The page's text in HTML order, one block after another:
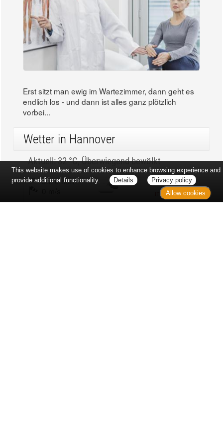
Erst sitzt man ewig im Wartezimmer, dann geht es
endlich los - und dann ist alles ganz plötzlich
vorbei...
Wetter in Hannover
Aktuell: 32 °C,Überwiegend bewölkt
3h: 0 mm
min: 32 °C
max: 33 °C
This website makes use of cookies to enhance browsing experience and
provide additional functionality.
Details
Privacy policy
Allow cookies